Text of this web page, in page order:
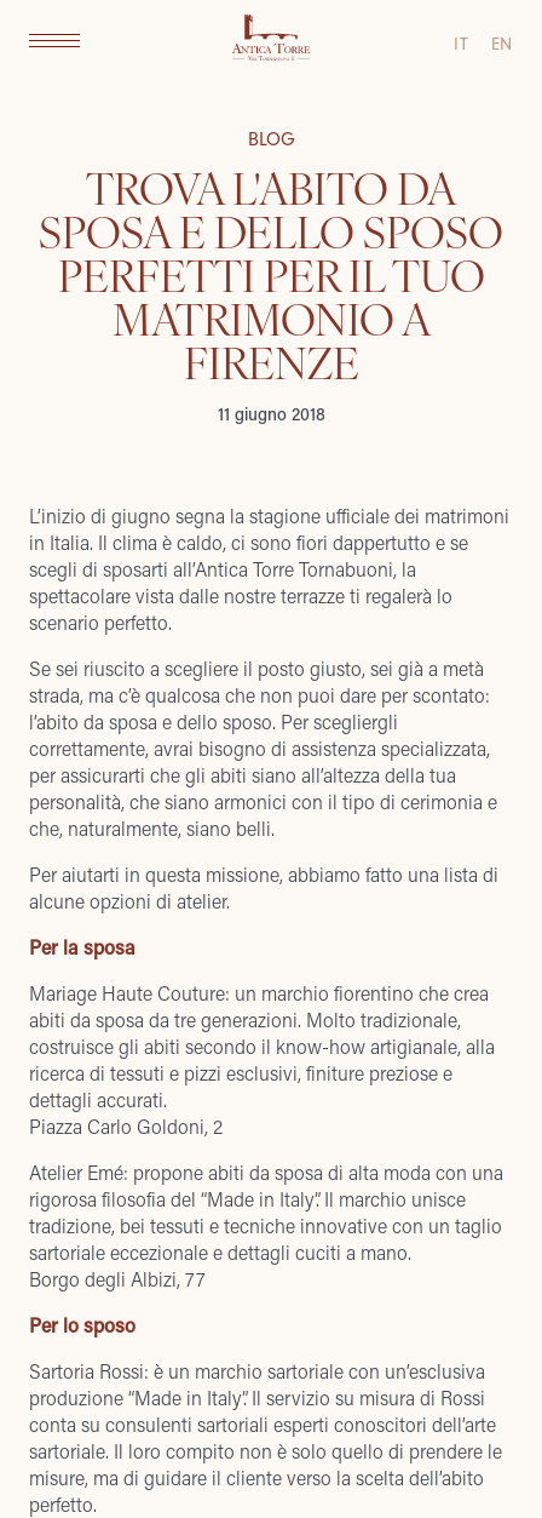
IT EN
BLOG
TROVA L'ABITO DA
SPOSA E DELLO SPOSO
PERFETTI PER IL TUO
MATRIMONIO A
FIRENZE
11 giugno 2018
L’inizio di giugno segna la stagione ufficiale dei matrimoni
in Italia. Il clima è caldo, ci sono fiori dappertutto e se
scegli di sposarti all’Antica Torre Tornabuoni, la
spettacolare vista dalle nostre terrazze ti regalerà lo
scenario perfetto.
Se sei riuscito a scegliere il posto giusto, sei già a metà
strada, ma c’è qualcosa che non puoi dare per scontato:
l’abito da sposa e dello sposo. Per scegliergli
correttamente, avrai bisogno di assistenza specializzata,
per assicurarti che gli abiti siano all’altezza della tua
personalità, che siano armonici con il tipo di cerimonia e
che, naturalmente, siano belli.
Per aiutarti in questa missione, abbiamo fatto una lista di
alcune opzioni di atelier.
Per la sposa
Mariage Haute Couture: un marchio fiorentino che crea
abiti da sposa da tre generazioni. Molto tradizionale,
costruisce gli abiti secondo il know-how artigianale, alla
ricerca di tessuti e pizzi esclusivi, finiture preziose e
dettagli accurati.
Piazza Carlo Goldoni, 2
Atelier Emé: propone abiti da sposa di alta moda con una
rigorosa filosofia del “Made in Italy”. Il marchio unisce
tradizione, bei tessuti e tecniche innovative con un taglio
sartoriale eccezionale e dettagli cuciti a mano.
Borgo degli Albizi, 77
Per lo sposo
Sartoria Rossi: è un marchio sartoriale con un’esclusiva
produzione “Made in Italy”. Il servizio su misura di Rossi
conta su consulenti sartoriali esperti conoscitori dell’arte
sartoriale. Il loro compito non è solo quello di prendere le
misure, ma di guidare il cliente verso la scelta dell’abito
perfetto.